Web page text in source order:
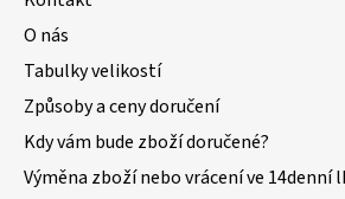
O nás
Tabulky velikostí
Způsoby a ceny doručení
Kdy vám bude zboží doručené?
Výměna zboží nebo vrácení ve 14denní